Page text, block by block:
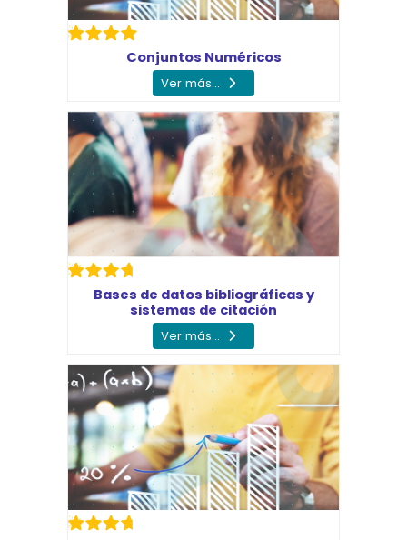
Conjuntos Numéricos
Ver más...
Bases de datos bibliográficas y
sistemas de citación
Ver más...